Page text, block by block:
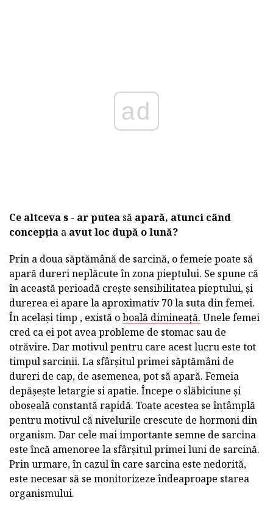
ad
Ce altceva s - ar putea să apară, atunci când
concepția a avut loc după o lună?
Prin a doua săptămână de sarcină, o femeie poate să
apară dureri neplăcute în zona pieptului. Se spune că
în această perioadă crește sensibilitatea pieptului, și
durerea ei apare la aproximativ 70 la suta din femei.
În același timp , există oboală dimineață. Unele femei
cred ca ei pot avea probleme de stomac sau de
otrăvire. Dar motivul pentru care acest lucru este tot
timpul sarcinii. La sfârșitul primei săptămâni de
dureri de cap, de asemenea, pot să apară. Femeia
depășește letargie si apatie. Începe o slăbiciune și
oboseală constantă rapidă. Toate acestea se întâmplă
pentru motivul că nivelurile crescute de hormoni din
organism. Dar cele mai importante semne de sarcina
este încă amenoree la sfârșitul primei luni de sarcină.
Prin urmare, în cazul în care sarcina este nedorită,
este necesar să se monitorizeze îndeaproape starea
organismului.